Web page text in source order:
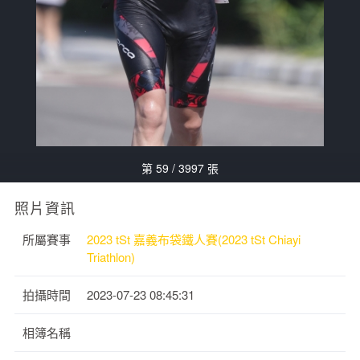
第 59 / 3997 張
照片資訊
所屬賽事
2023 tSt 嘉義布袋鐵人賽(2023 tSt Chiayi
Triathlon)
拍攝時間 2023-07-23 08:45:31
相簿名稱